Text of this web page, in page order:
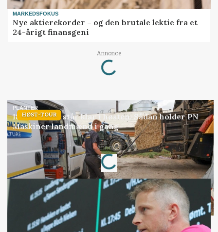
MARKEDSFOKUS
Nye aktierekorder – og den brutale lektie fra et
24-årigt finansgeni
Annonce
Loading...
HØST-TOUR
PLANTER
18 montører står klar i høsten: Sådan holder PN
Maskiner landmænd i gang
Annonce
Loading...